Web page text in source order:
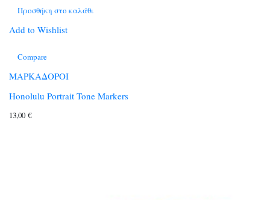
Προσθήκη στο καλάθι
Add to Wishlist
Compare
ΜΑΡΚΑΔΟΡΟΙ
Honolulu Portrait Tone Markers
13,00 €